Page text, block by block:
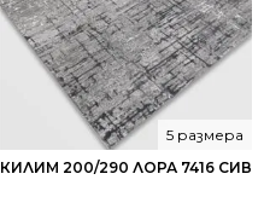
КИЛИМ 200/290 ЛОРА 7416 СИВ
5 размера